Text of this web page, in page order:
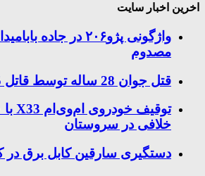
اخرین اخبار سایت
مصدوم
قتل جوان 28 ساله توسط قاتل 15 ساله در کازرون
خلافی در سروستان
دستگیری سارقین کابل برق در